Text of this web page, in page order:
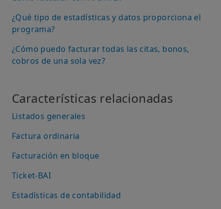
¿Qué tipo de estadísticas y datos proporciona el
programa?
¿Cómo puedo facturar todas las citas, bonos,
cobros de una sola vez?
Características relacionadas
Listados generales
Factura ordinaria
Facturación en bloque
Ticket-BAI
Estadísticas de contabilidad